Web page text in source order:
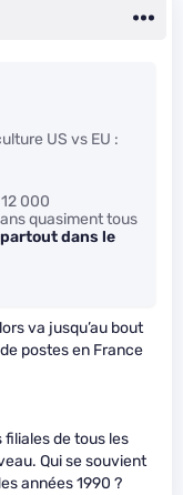
US vs EU :
000
quasiment tous
dans le
va jusqu’au bout
postes en France
filiales de tous les
Qui se souvient
années 1990 ?